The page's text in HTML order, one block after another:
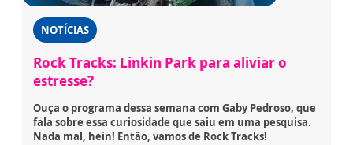
NOTÍCIAS
Rock Tracks: Linkin Park para aliviar o
estresse?
Ouça o programa dessa semana com Gaby Pedroso, que
fala sobre essa curiosidade que saiu em uma pesquisa.
Nada mal, hein! Então, vamos de Rock Tracks!